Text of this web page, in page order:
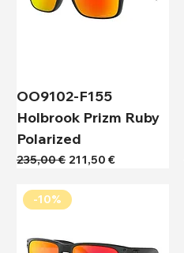
OO9102-F155
Holbrook Prizm Ruby
Polarized
Κανονική τιμή
235,00 € Τιμή Έκπτωσης
211,50 €
-10%